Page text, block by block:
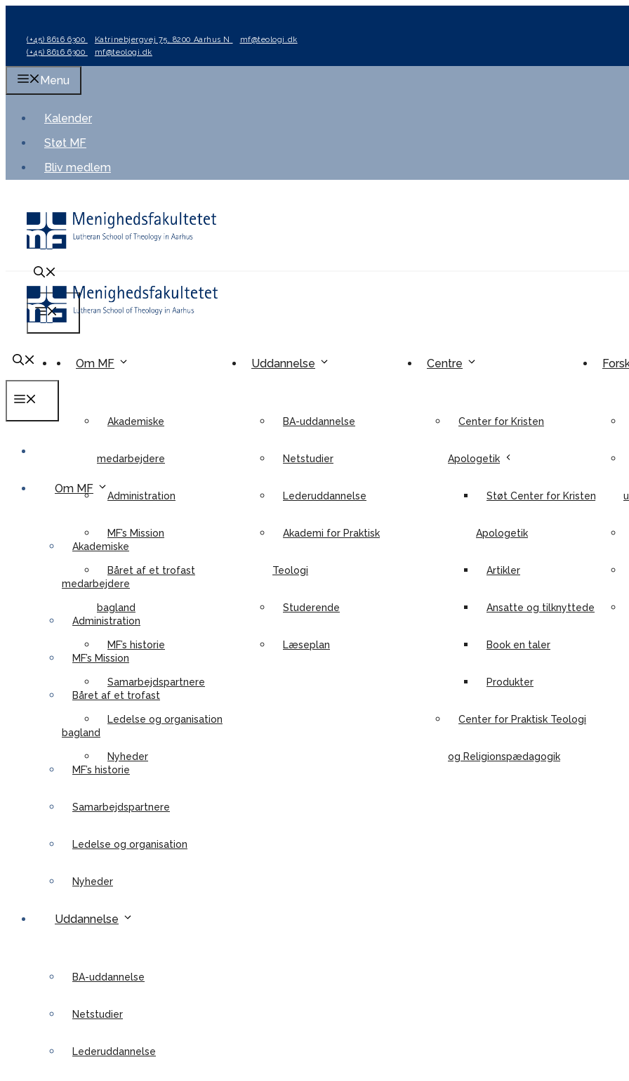
indhold
(+45) 8616 6300 Katrinebjergvej 75, 8200 Aarhus N
mf@teologi.dk
(+45) 8616 6300
mf@teologi.dk
Menu
Kalender
Støt MF
Bliv medlem
Menu
Om MF
Akademiske
medarbejdere
Administration
MF’s Mission
Båret af et trofast
bagland
MF’s historie
Samarbejdspartnere
Ledelse og organisation
Nyheder
Uddannelse
BA-uddannelse
Netstudier
Lederuddannelse
Akademi for Praktisk
Teologi
Studerende
Læseplan
Centre
Center for Kristen
Apologetik
Støt Center for Kristen
Apologetik
Artikler
Ansatte og tilknyttede
Book en taler
Produkter
Center for Praktisk Teologi
og Religionspædagogik
Om MF
Akademiske
medarbejdere
Administration
MF’s Mission
Båret af et trofast
bagland
MF’s historie
Samarbejdspartnere
Ledelse og organisation
Nyheder
Uddannelse
BA-uddannelse
Netstudier
Lederuddannelse